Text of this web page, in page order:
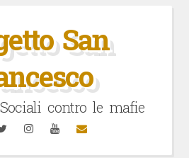
San
contro le mafie
TwitterInstagramYouTubeEmail